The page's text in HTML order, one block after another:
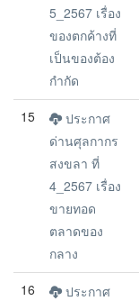
5_2567 เรื่อง
ของตกค้างที่
เป็นของต้อง
กำกัด
15
ประกาศ
ด่านศุลกากร
สงขลา ที่
4_2567 เรื่อง
ขายทอด
ตลาดของ
กลาง
16
ประกาศ